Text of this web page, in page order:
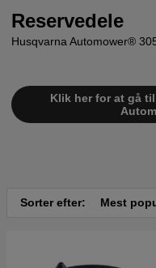
Reservedele
Husqvarna Automower®
Klik her for at gå
Sorter efter: Mest